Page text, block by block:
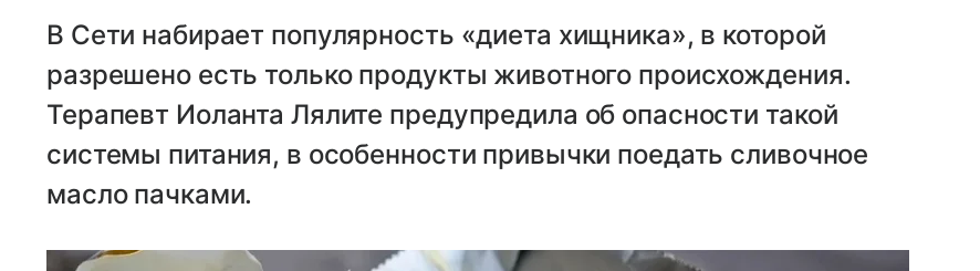
В Сети набирает популярность «диета хищника», в которой
разрешено есть только продукты животного происхождения.
Терапевт Иоланта Лялите предупредила об опасности такой
системы питания, в особенности привычки поедать сливочное
масло пачками.